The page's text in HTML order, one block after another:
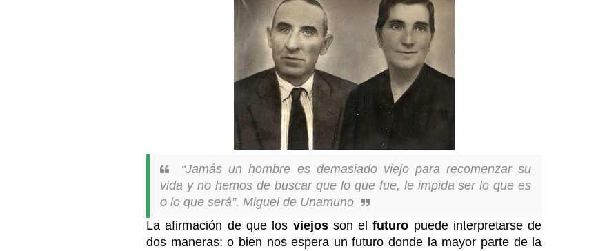
“Jamás un hombre es demasiado viejo para recomenzar su
vida y no hemos de buscar que lo que fue, le impida ser lo que es
o lo que será”. Miguel de Unamuno
La afirmación de que los viejosson elfuturo puede interpretarse de
dos maneras: o bien nos espera un futuro donde la mayor parte de la